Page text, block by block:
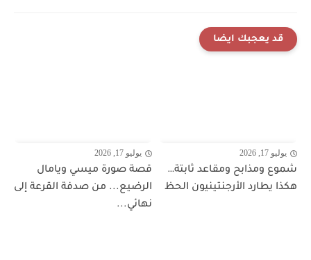
قد يعجبك ايضا
يوليو 17, 2026
شموع ومذابح ومقاعد ثابتة…
هكذا يطارد الأرجنتينيون الحظ
يوليو 17, 2026
قصة صورة ميسي ويامال
الرضيع... من صدفة القرعة إلى
نهائي...